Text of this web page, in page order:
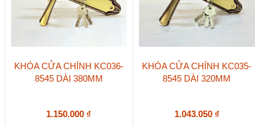
KHÓA CỬA CHÍNH KC036-
8545 DÀI 380MM
1.150.000 ₫
KHÓA CỬA CHÍNH KC035-
8545 DÀI 320MM
1.043.050 ₫